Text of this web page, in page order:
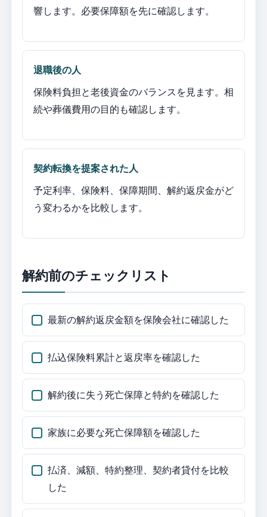
響します。必要保障額を先に確認します。
退職後の人
保険料負担と老後資金のバランスを見ます。相
続や葬儀費用の目的も確認します。
契約転換を提案された人
予定利率、保険料、保障期間、解約返戻金がど
う変わるかを比較します。
解約前のチェックリスト
最新の解約返戻金額を保険会社に確認した
払込保険料累計と返戻率を確認した
解約後に失う死亡保障と特約を確認した
家族に必要な死亡保障額を確認した
払済、減額、特約整理、契約者貸付を比較
した